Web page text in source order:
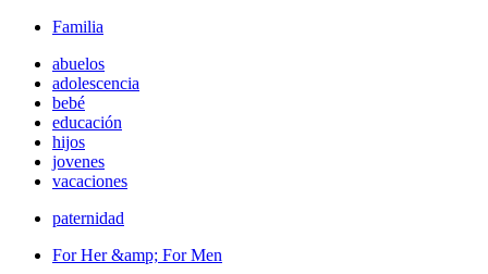
Familia
abuelos
adolescencia
bebé
educación
hijos
jovenes
vacaciones
paternidad
For Her &amp; For Men